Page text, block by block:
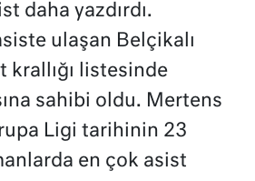
daha yazdırdı.
ulaşan Belçikalı
krallığı listesinde
sahibi oldu. Mertens
Ligi tarihinin 23
en çok asist